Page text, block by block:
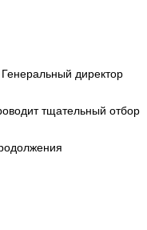
директор
тщательный отбор